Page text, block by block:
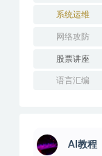
系统运维
网络攻防
股票讲座
语言汇编
AI教程